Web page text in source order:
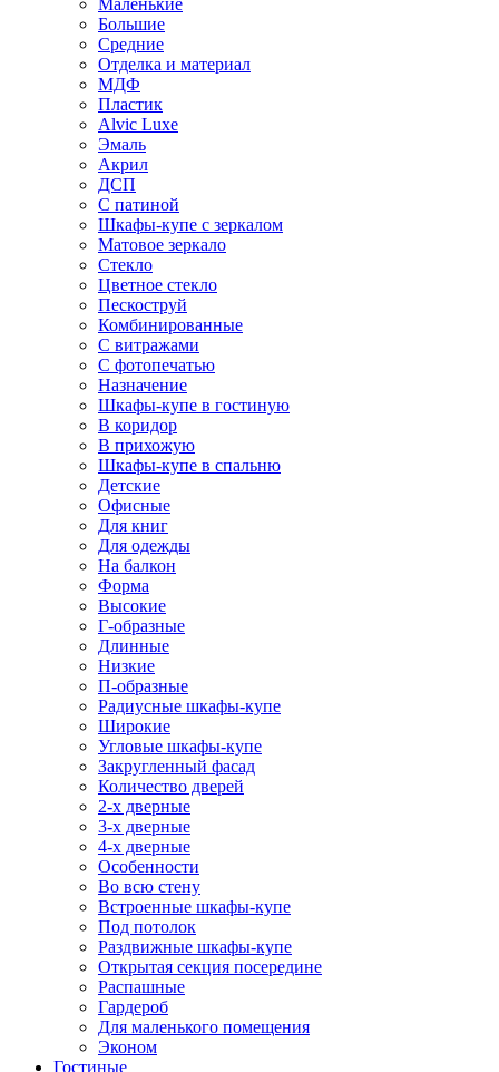
Маленькие
Большие
Средние
Отделка и материал
МДФ
Пластик
Alvic Luxe
Эмаль
Акрил
ДСП
С патиной
Шкафы-купе с зеркалом
Матовое зеркало
Стекло
Цветное стекло
Пескоструй
Комбинированные
С витражами
С фотопечатью
Назначение
Шкафы-купе в гостиную
В коридор
В прихожую
Шкафы-купе в спальню
Детские
Офисные
Для книг
Для одежды
На балкон
Форма
Высокие
Г-образные
Длинные
Низкие
П-образные
Радиусные шкафы-купе
Широкие
Угловые шкафы-купе
Закругленный фасад
Количество дверей
2-х дверные
3-х дверные
4-х дверные
Особенности
Во всю стену
Встроенные шкафы-купе
Под потолок
Раздвижные шкафы-купе
Открытая секция посередине
Распашные
Гардероб
Для маленького помещения
Эконом
Гостиные